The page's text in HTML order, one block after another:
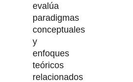
evalúa
paradigmas
conceptuales
y
enfoques
teóricos
relacionados